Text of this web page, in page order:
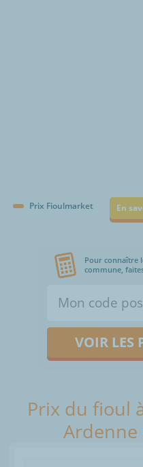
Prix Fioulmarket En
Pour connaître
commune,
VOIR LES
Prix du fioul
Ardenne